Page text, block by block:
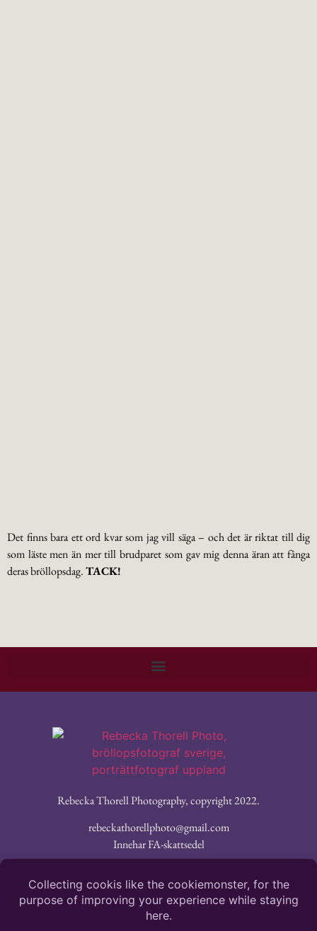
Det finns bara ett ord kvar som jag vill säga – och det är riktat till dig
som läste men än mer till brudparet som gav mig denna äran att fånga
deras bröllopsdag.TACK!
Rebecka Thorell Photography, copyright 2022.
rebeckathorellphoto@gmail.com
Innehar FA-skattsedel